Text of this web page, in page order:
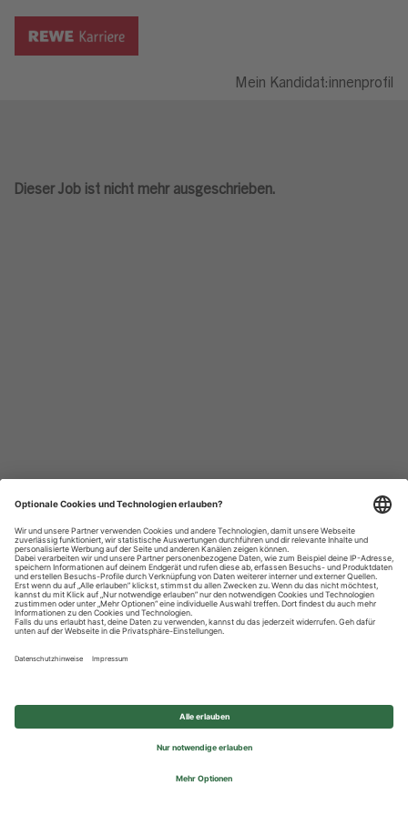
Mein Kandidat:innenprofil
Dieser Job ist nicht mehr ausgeschrieben.
Datenschutzhinweise
Impressum
Privatsphäre-Einstellungen
© 2026 REWE Group - All rights reserved